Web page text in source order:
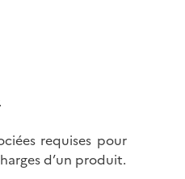
requises pour
d’un produit.